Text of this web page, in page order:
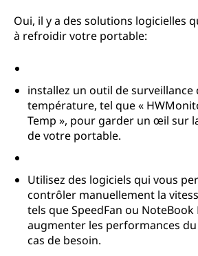
Oui, il y a des solutions logicielles
à refroidir votre portable:
installez un outil de surveillance
température, tel que «
Temp », pour garder un œil sur
de votre portable.
Utilisez des logiciels qui vous
contrôler manuellement la
tels que SpeedFan ou
augmenter les performances
cas de besoin.